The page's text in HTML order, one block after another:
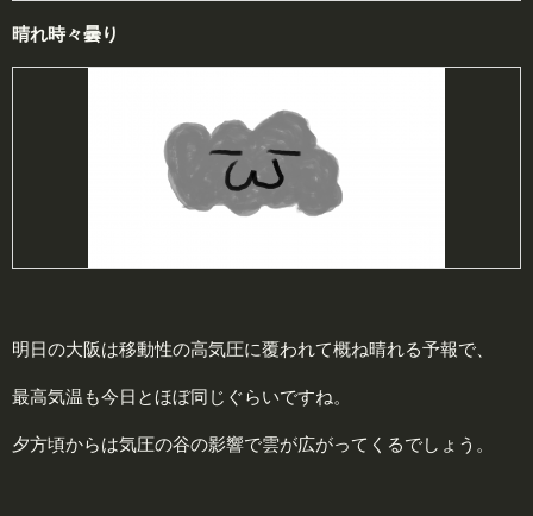
晴れ時々曇り
明日の大阪は移動性の高気圧に覆われて概ね晴れる予報で、
最高気温も今日とほぼ同じぐらいですね。
夕方頃からは気圧の谷の影響で雲が広がってくるでしょう。